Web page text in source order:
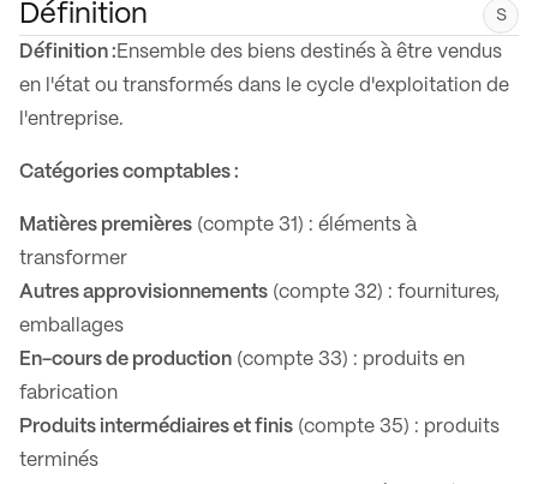
Définition S
Définition : Ensemble des biens destinés à être vendus
en l'état ou transformés dans le cycle d'exploitation de
l'entreprise.
Catégories comptables :
Matières premières (compte 31) : éléments à
transformer
Autres approvisionnements (compte 32) : fournitures,
emballages
En-cours de production (compte 33) : produits en
fabrication
Produits intermédiaires et finis (compte 35) : produits
terminés